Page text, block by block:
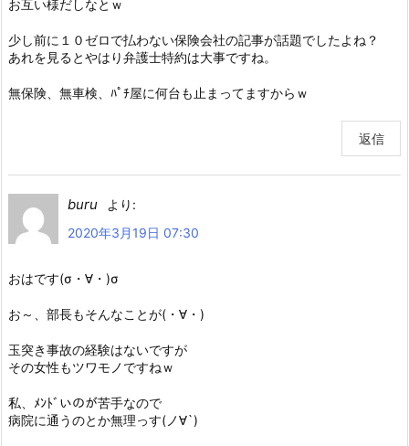
お互い様だしなとｗ
少し前に１０ゼロで払わない保険会社の記事が話題でしたよね？
あれを見るとやはり弁護士特約は大事ですね。
無保険、無車検、ﾊﾟﾁ屋に何台も止まってますからｗ
返信
buru
より:
2020年3月19日 07:30
おはです(σ・∀・)σ
お～、部長もそんなことが(・∀・)
玉突き事故の経験はないですが
その女性もツワモノですねｗ
私、ﾒﾝﾄﾞいのが苦手なので
病院に通うのとか無理っす(ノ∀`)